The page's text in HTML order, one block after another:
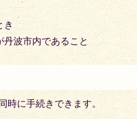
き
波市内であること
時に手続きできます。